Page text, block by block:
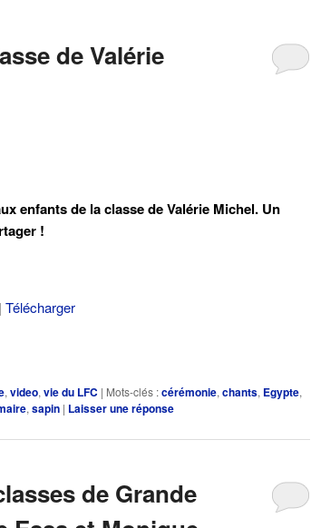
de Valérie
enfants de la classe de Valérie Michel. Un
!
| Télécharger
, video, vie du LFC | Mots-clés :cérémonie, chants, Egypte,
, sapin | Laisser une réponse
de Grande